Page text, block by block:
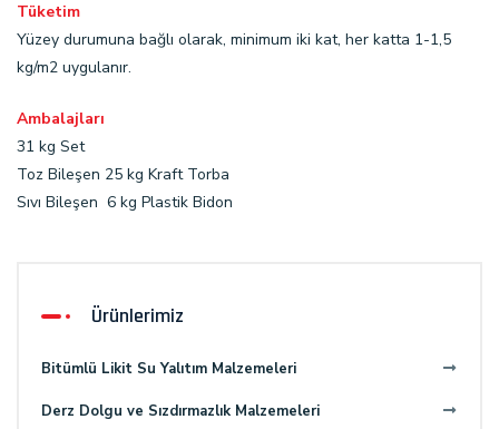
Tüketim
Yüzey durumuna bağlı olarak, minimum iki kat, her katta 1-1,5
kg/m2 uygulanır.
Ambalajları
31 kg Set
Toz Bileşen 25 kg Kraft Torba
Sıvı Bileşen 6 kg Plastik Bidon
Ürünlerimiz
Bitümlü Likit Su Yalıtım Malzemeleri
Derz Dolgu ve Sızdırmazlık Malzemeleri